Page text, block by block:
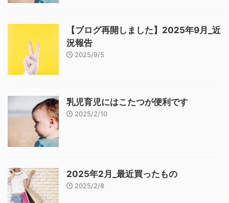
【ブログ再開しました】2025年9月_近
況報告
2025/9/5
乳児育児にはこたつが便利です
2025/2/10
2025年2月_最近買ったもの
2025/2/8